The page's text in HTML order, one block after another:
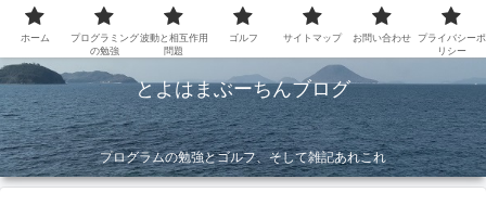
とよはまぶーちんブログ
プログラムの勉強とゴルフ、そして雑記あれこれ
ホーム
プログラミング
の勉強
波動と相互作用
問題
ゴルフ サイトマップ お問い合わせ
プライバシーポ
リシー